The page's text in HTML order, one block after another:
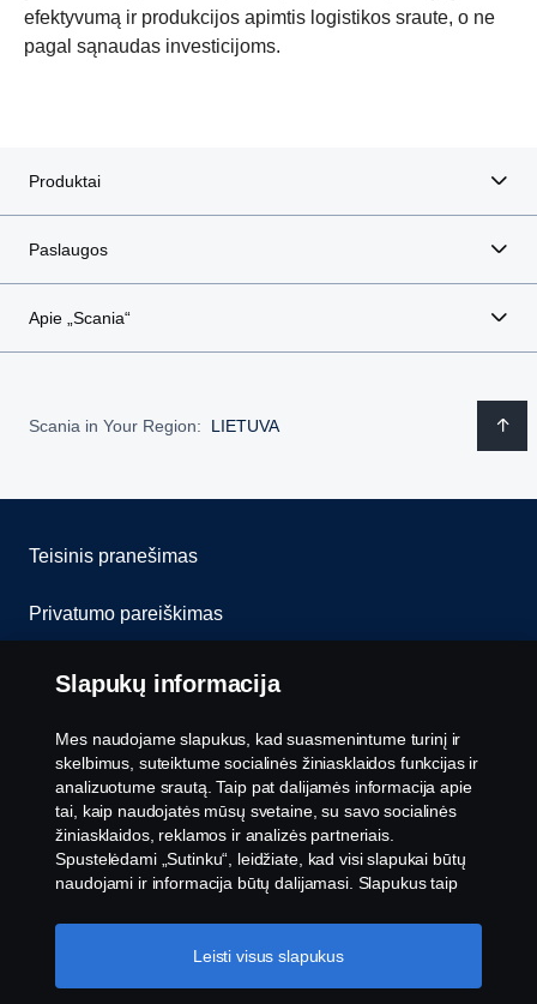
efektyvumą ir produkcijos apimtis logistikos sraute, o ne
pagal sąnaudas investicijoms.
Degalų naudojimo efektyvumas
Darbinė parengtis
Elektrifikacija
Saugumas
Degalai, pagaminti iš atsinaujinančių šaltinių
Ateities saugos sistemos
Produktai
Paslaugos
Apie „Scania“
Scania in Your Region: LIETUVA
Teisinis pranešimas
Privatumo pareiškimas
Slapukai
Susisiekite su mumis
Pranešimų teikimas
Slapukų nustatymai
Slapukų informacija
Mes naudojame slapukus, kad suasmenintume turinį ir
skelbimus, suteiktume socialinės žiniasklaidos funkcijas ir
analizuotume srautą. Taip pat dalijamės informacija apie
tai, kaip naudojatės mūsų svetaine, su savo socialinės
žiniasklaidos, reklamos ir analizės partneriais.
Spustelėdami „Sutinku“, leidžiate, kad visi slapukai būtų
naudojami ir informacija būtų dalijamasi. Slapukus taip
pasirinkę norimas priimti kategorijas. Norėdami sužinoti
daugiau, kaip naudojame slapukus, apsilankykite mūsų
Leisti visus slapukus